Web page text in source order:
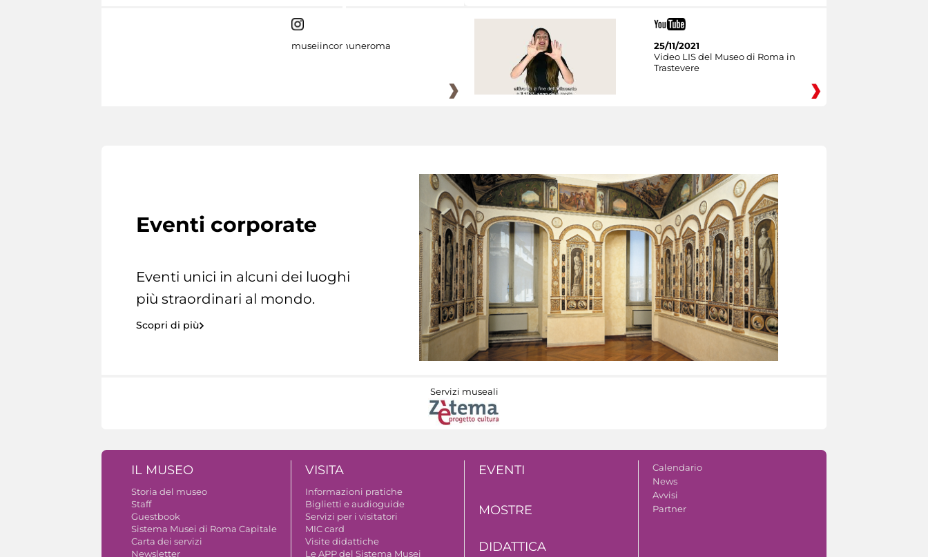
museiincomuneroma
25/11/2021
Video LIS del Museo di Roma in
Trastevere
Eventi corporate
Eventi unici in alcuni dei luoghi
più straordinari al mondo.
Scopri di più
Servizi museali
IL MUSEO
Storia del museo
Staff
Guestbook
Sistema Musei di Roma Capitale
Carta dei servizi
Newsletter
VISITA
Informazioni pratiche
Biglietti e audioguide
Servizi per i visitatori
MIC card
Visite didattiche
Le APP del Sistema Musei
EVENTI
MOSTRE
DIDATTICA
Calendario
News
Avvisi
Partner